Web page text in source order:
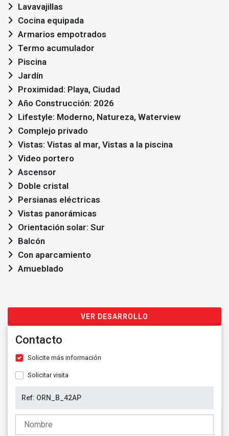
Lavavajillas
Cocina equipada
Armarios empotrados
Termo acumulador
Piscina
Jardín
Proximidad: Playa, Ciudad
Año Construcción: 2026
Lifestyle: Moderno, Natureza, Waterview
Complejo privado
Vistas: Vistas al mar, Vistas a la piscina
Video portero
Ascensor
Doble cristal
Persianas eléctricas
Vistas panorámicas
Orientación solar: Sur
Balcón
Con aparcamiento
Amueblado
VER DESARROLLO
Contacto
Solicite más información
Solicitar visita